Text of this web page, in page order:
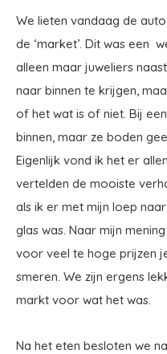
We lieten vandaag de
de ‘market’. Dit was een
alleen maar juweliers
naar binnen te krijgen,
of het wat is of niet. Bij
binnen, maar ze boden
Eigenlijk vond ik het er
vertelden de mooiste
als ik er met mijn loep
glas was. Naar mijn
voor veel te hoge prijzen
smeren. We zijn ergens
markt voor wat het was.
Na het eten besloten we